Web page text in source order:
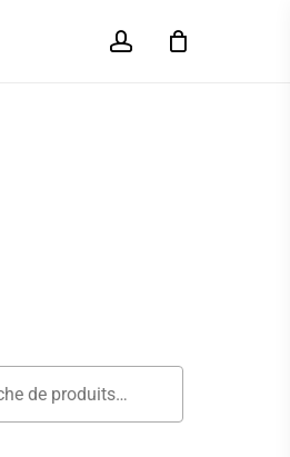
account